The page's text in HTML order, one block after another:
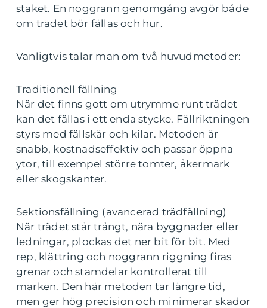
staket. En noggrann genomgång avgör både
om trädet bör fällas och hur.
Vanligtvis talar man om två huvudmetoder:
Traditionell fällning
När det finns gott om utrymme runt trädet
kan det fällas i ett enda stycke. Fällriktningen
styrs med fällskär och kilar. Metoden är
snabb, kostnadseffektiv och passar öppna
ytor, till exempel större tomter, åkermark
eller skogskanter.
Sektionsfällning (avancerad trädfällning)
När trädet står trångt, nära byggnader eller
ledningar, plockas det ner bit för bit. Med
rep, klättring och noggrann riggning firas
grenar och stamdelar kontrollerat till
marken. Den här metoden tar längre tid,
men ger hög precision och minimerar skador